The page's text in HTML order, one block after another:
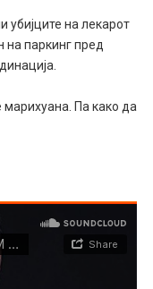
на лекарот
на паркинг пред
марихуана. Па како да